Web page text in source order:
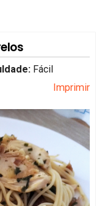
Fácil
Imprimir